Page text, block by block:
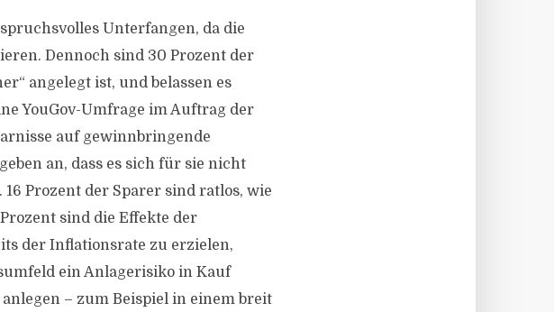
Unterfangen, da die
Dennoch sind 30 Prozent der
angelegt ist, und belassen es
YouGov-Umfrage im Auftrag der
auf gewinnbringende
an, dass es sich für sie nicht
Prozent der Sparer sind ratlos, wie
sind die Effekte der
der Inflationsrate zu erzielen,
ein Anlagerisiko in Kauf
– zum Beispiel in einem breit